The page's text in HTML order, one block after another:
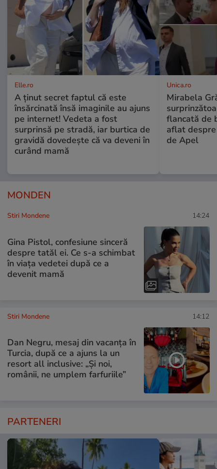
Elle.ro
A ținut secret faptul că este
însărcinată însă imaginile au ajuns
pe internet! Vedeta a fost
surprinsă pe stradă, iar burtica de
gravidă dovedește că va deveni în
curând mamă
Unica.ro
Mirabela
flancată de
aflat
de Apel
MONDEN
Stiri Mondene 14:24
Gina Pistol, confesiune sinceră
despre tatăl ei. Ce s-a schimbat
în viața vedetei după ce a
devenit mamă
Stiri Mondene 14:12
Dan Negru, mesaj din vacanța în
Turcia, după ce a ajuns la un
resort all inclusive: „Și noi,
românii, ne umplem farfuriile”
PARTENERI